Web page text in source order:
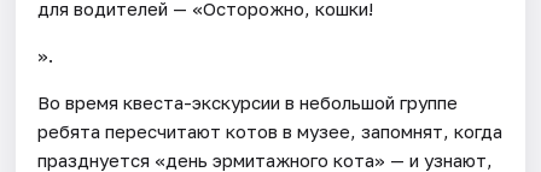
для водителей — «Осторожно, кошки!
».
Во время квеста-экскурсии в небольшой группе
ребята пересчитают котов в музее, запомнят, когда
празднуется «день эрмитажного кота» — и узнают,